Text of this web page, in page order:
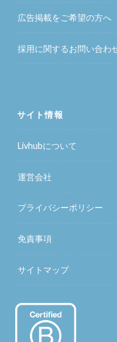
広告掲載をご希望の方へ
採用に関するお問い合わ
サイト情報
Livhubについて
運営会社
プライバシーポリシー
免責事項
サイトマップ